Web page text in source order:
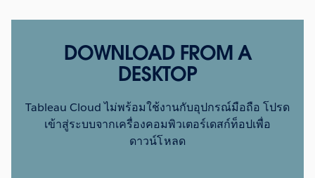
DOWNLOAD FROM A
DESKTOP
Tableau Cloud ไม่พร้อมใช้งานกับอุปกรณ์มือถือ โปรด
เข้าสู่ระบบจากเครื่องคอมพิวเตอร์เดสก์ท็อปเพื่อ
ดาวน์โหลด